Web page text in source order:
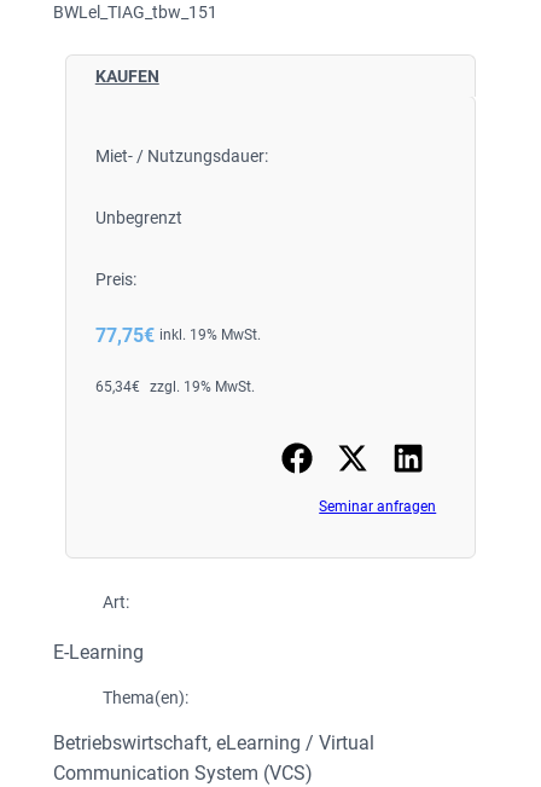
BWLel_TIAG_tbw_151
KAUFEN
Miet- / Nutzungsdauer:
Unbegrenzt
Preis:
77,75€ inkl. 19% MwSt.
65,34€ zzgl. 19% MwSt.
Seminar anfragen
Art:
E-Learning
Thema(en):
Betriebswirtschaft, eLearning / Virtual
Communication System (VCS)